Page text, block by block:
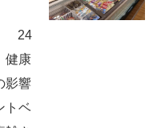
24
健康
影響
トベ